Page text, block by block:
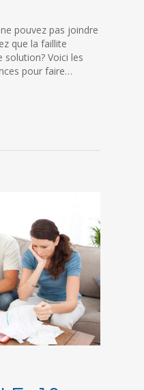
pouvez pas joindre
que la faillite
solution? Voici les
pour faire…